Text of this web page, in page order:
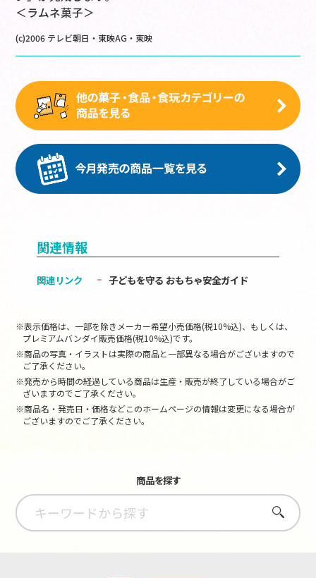
＜ラムネ菓子＞
(c)2006 テレビ朝日・東映AG・東映
関連情報
関連リンク 子どもを守る おもちゃ安全ガイド
※表示価格は、一部を除きメーカー希望小売価格(税10%込)、もしくは、
プレミアムバンダイ販売価格(税10%込)です。
※商品の写真・イラストは実際の商品と一部異なる場合がございますので
ご了承ください。
※発売から時間の経過している商品は生産・販売が終了している場合がご
ざいますのでご了承ください。
※商品名・発売日・価格などこのホームページの情報は変更になる場合が
ございますのでご了承ください。
商品を探す
さがす